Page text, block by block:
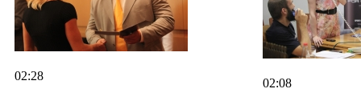
02:28
02:08